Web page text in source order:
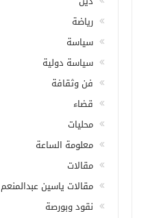
رياضة
سياسة
سياسة دولية
فن وثقافة
قضاء
محليات
معلومة الساعة
مقالات
مقالات ياسين عبدالمنعم
نقود وبورصة